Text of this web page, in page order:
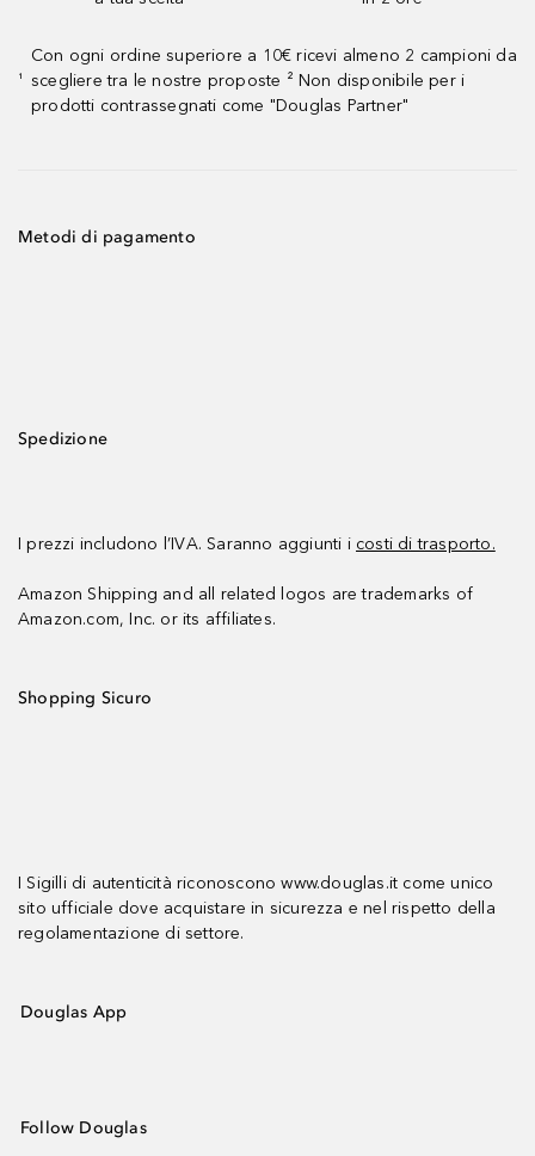
¹
Con ogni ordine superiore a 10€ ricevi almeno 2 campioni da
scegliere tra le nostre proposte ² Non disponibile per i
prodotti contrassegnati come "Douglas Partner"
Metodi di pagamento
Spedizione
I prezzi includono l’IVA. Saranno aggiunti i costi di trasporto.
Amazon Shipping and all related logos are trademarks of
Amazon.com, Inc. or its affiliates.
Shopping Sicuro
I Sigilli di autenticità riconoscono www.douglas.it come unico
sito ufficiale dove acquistare in sicurezza e nel rispetto della
regolamentazione di settore.
Douglas App
Follow Douglas